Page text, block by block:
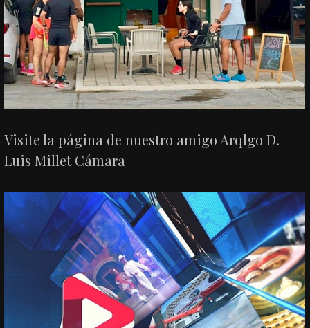
Visite la página de nuestro amigo Arqlgo D.
Luis Millet Cámara